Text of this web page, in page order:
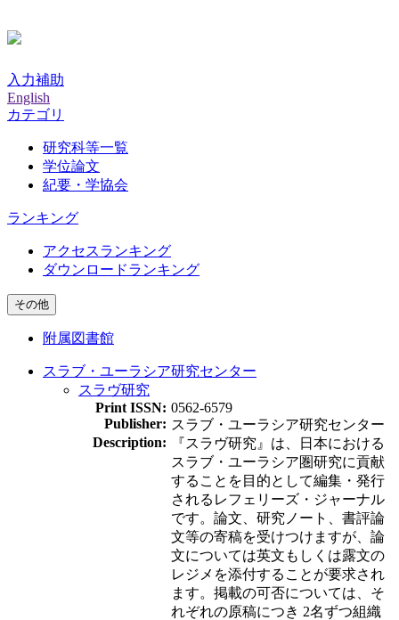
入力補助
English
カテゴリ
研究科等一覧
学位論文
紀要・学協会
ランキング
アクセスランキング
ダウンロードランキング
その他
附属図書館
スラブ・ユーラシア研究センター
スラヴ研究
Print ISSN: 0562-6579
Publisher: スラブ・ユーラシア研究センター
Description:
『スラヴ研究』は、日本における
スラブ・ユーラシア圏研究に貢献
することを目的として編集・発行
されるレフェリーズ・ジャーナル
です。論文、研究ノート、書評論
文等の寄稿を受けつけますが、論
文については英文もしくは露文の
レジメを添付することが要求され
ます。掲載の可否については、そ
れぞれの原稿につき 2名ずつ組織